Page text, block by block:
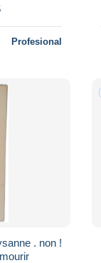
Profesional
. non !